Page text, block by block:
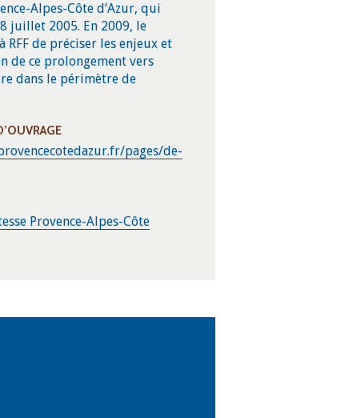
Alpes-Côte d’Azur, qui
juillet 2005. En 2009, le
RFF de préciser les enjeux et
de ce prolongement vers
dans le périmètre de
pages/de-
Provence-Alpes-Côte